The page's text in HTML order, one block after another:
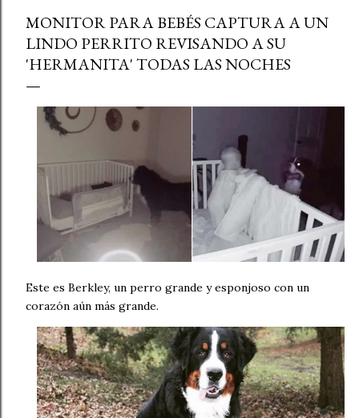
MONITOR PARA BEBÉS CAPTURA A UN
LINDO PERRITO REVISANDO A SU
'HERMANITA' TODAS LAS NOCHES
Este es Berkley, un perro grande y esponjoso con un
corazón aún más grande.